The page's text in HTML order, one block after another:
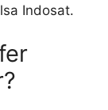
Indosat.